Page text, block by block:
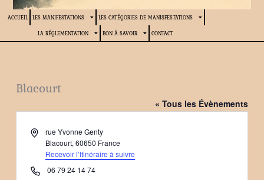
ACCUEIL LES MANIFESTATIONS LES CATÉGORIES DE MANISFESTATIONS
LA RÉGLEMENTATION BON À SAVOIR CONTACT
Blacourt
« Tous les Évènements
Adresserue Yvonne Genty
Blacourt, 60650 France
Recevoir l’Itinéraire à suivre
Téléphone06 79 24 14 74